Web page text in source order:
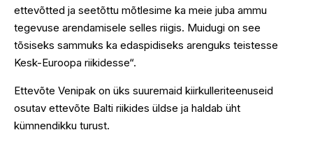
ettevõtted ja seetõttu mõtlesime ka meie juba ammu
tegevuse arendamisele selles riigis. Muidugi on see
tõsiseks sammuks ka edaspidiseks arenguks teistesse
Kesk-Euroopa riikidesse“.
Ettevõte Venipak on üks suuremaid kiirkulleriteenuseid
osutav ettevõte Balti riikides üldse ja haldab üht
kümnendikku turust.